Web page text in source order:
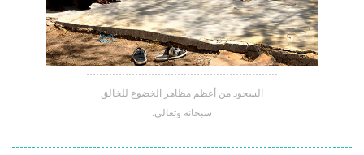
Bahasa Indonesia
Қазақ
السجود من أعظم مظاهر الخضوع للخالق
سبحانه وتعالى.